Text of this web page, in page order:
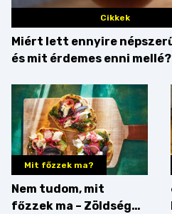
Cikkek
Miért lett ennyire
és mit érdemes enni mellé?
Mit főzzek ma?
Nem tudom, mit
főzzek ma – Zöldség